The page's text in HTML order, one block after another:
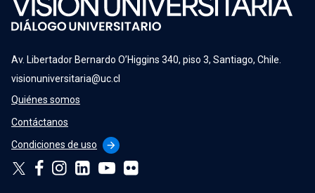
Av. Libertador Bernardo O’Higgins 340, piso 3, Santiago, Chile.
visionuniversitaria@uc.cl
Quiénes somos
Contáctanos
Condiciones de uso
arrow_forward